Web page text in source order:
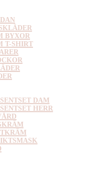
BYXOR
T-SHIRT
DAM
HERR